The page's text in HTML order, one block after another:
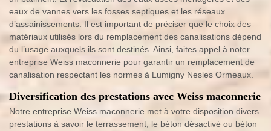
eaux de vannes vers les fosses septiques et les réseaux
d’assainissements. Il est important de préciser que le choix des
matériaux utilisés lors du remplacement des canalisations dépend
du l’usage auxquels ils sont destinés. Ainsi, faites appel à noter
entreprise Weiss maconnerie pour garantir un remplacement de
canalisation respectant les normes à Lumigny Nesles Ormeaux.
Diversification des prestations avec Weiss maconnerie
Notre entreprise Weiss maconnerie met à votre disposition divers
prestations à savoir le terrassement, le béton désactivé ou béton